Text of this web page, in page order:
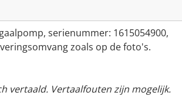
serienummer: 1615054900,
zoals op de foto's.
vertaald. Vertaalfouten zijn mogelijk.